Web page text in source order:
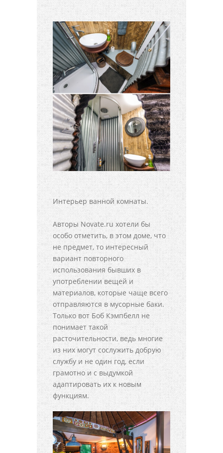
Интерьер ванной комнаты.
Авторы Novate.ru хотели бы
особо отметить, в этом доме, что
не предмет, то интересный
вариант повторного
использования бывших в
употреблении вещей и
материалов, которые чаще всего
отправляются в мусорные баки.
Только вот Боб Кэмпбелл не
понимает такой
расточительности, ведь многие
из них могут сослужить добрую
службу и не один год, если
грамотно и с выдумкой
адаптировать их к новым
функциям.